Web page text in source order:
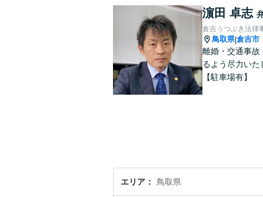
濵田 卓志
倉吉うつぶき法律
鳥取県|倉吉市
離婚・交通事故
るよう尽力いた
【駐車場有】
エリア 鳥取県